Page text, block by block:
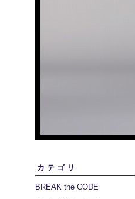
カテゴリ
BREAK the CODE